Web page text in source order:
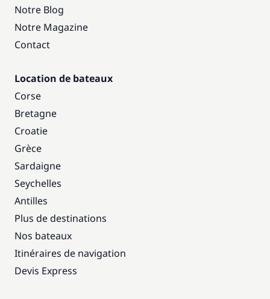
Notre Blog
Notre Magazine
Contact
Location de bateaux
Corse
Bretagne
Croatie
Grèce
Sardaigne
Seychelles
Antilles
Plus de destinations
Nos bateaux
Itinéraires de navigation
Devis Express